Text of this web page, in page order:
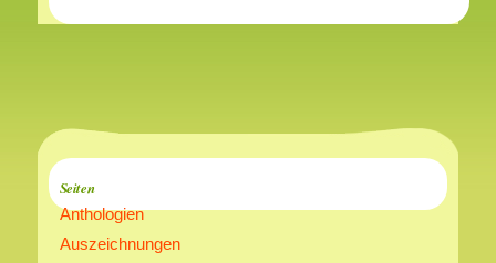
Seiten
Anthologien
Auszeichnungen